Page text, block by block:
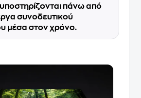
πάνω από
συνοδευτικού
μέσα στον χρόνο.